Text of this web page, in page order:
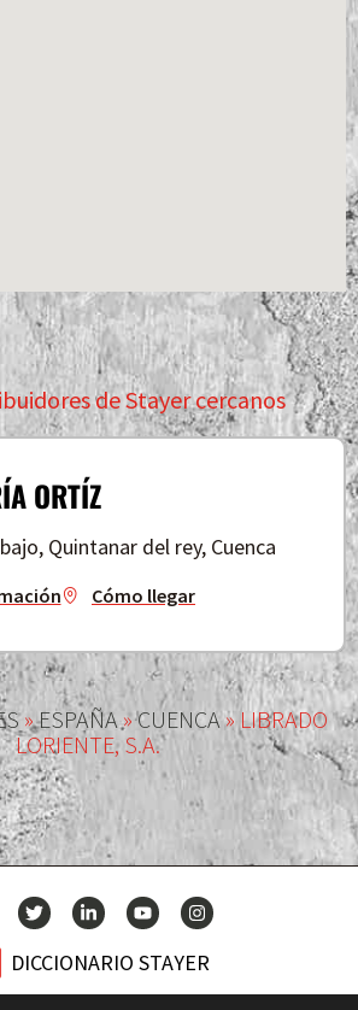
de Stayer cercanos
ORTÍZ
Quintanar del rey, Cuenca
Cómo llegar
»ESPAÑA»CUENCA»LIBRADO
LORIENTE, S.A.
DICCIONARIO STAYER